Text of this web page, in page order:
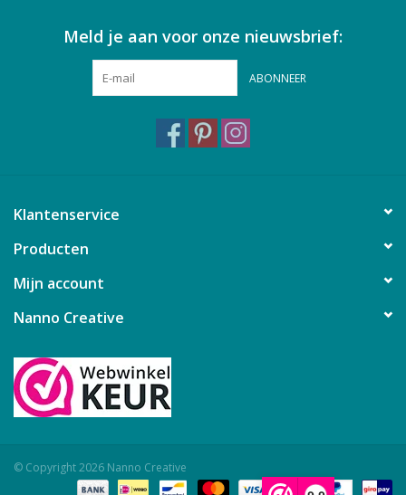
Meld je aan voor onze nieuwsbrief:
ABONNEER
Klantenservice
Producten
Mijn account
Nanno Creative
© Copyright 2026 Nanno Creative